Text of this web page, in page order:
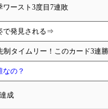
ースト3度目7連敗
で発見される⇒
タイムリー！このカード3連勝
の？
成